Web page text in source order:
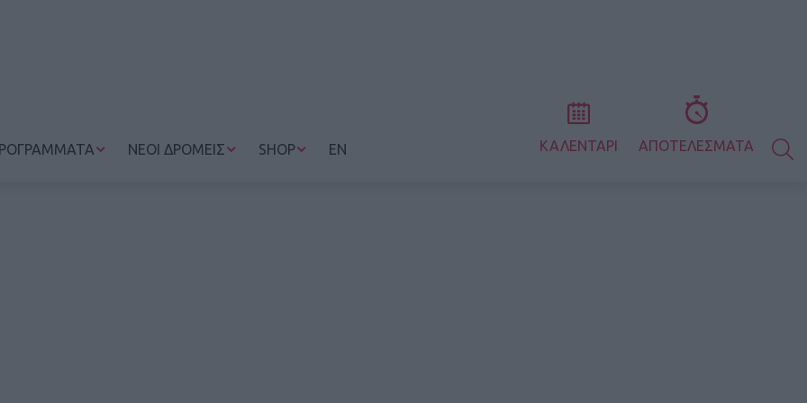
ΝΕΟΙ ΔΡΟΜΕΙΣ SHOP EN ΚΑΛΕΝΤΑΡΙ ΑΠΟΤΕΛΕΣΜΑΤΑ